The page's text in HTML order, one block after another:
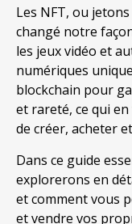
Les NFT, ou
changé notre
les jeux vidéo et
numériques
blockchain pour
et rareté, ce qui
de créer, acheter
Dans ce guide
explorerons en
et comment vous
et vendre vos